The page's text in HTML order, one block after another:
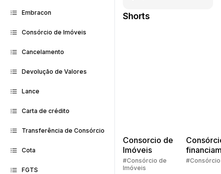
Embracon
Consórcio de Imóveis
Cancelamento
Devolução de Valores
Lance
Carta de crédito
Transferência de Consórcio
Cota
FGTS
Shorts
Consorcio de
Imóveis
#Consórcio de
Imóveis
Quem
#Consórcio